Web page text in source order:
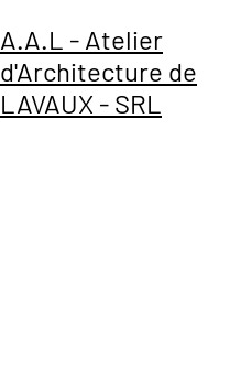
A.A.L - Atelier
d'Architecture de
LAVAUX - SRL